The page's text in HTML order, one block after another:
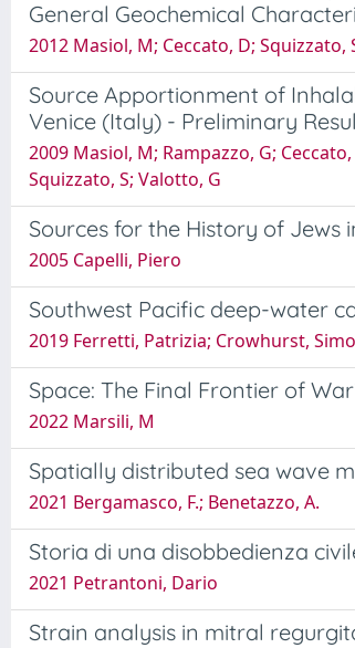
General Geochemical
2012 Masiol, M; Ceccato, D; Squizzato,
Source Apportionment of
Venice (Italy) - Preliminary
2009 Masiol, M; Rampazzo, G;
Squizzato, S; Valotto, G
Sources for the History of Jews
2005 Capelli, Piero
Southwest Pacific deep-water
2019 Ferretti, Patrizia; Crowhurst,
Space: The Final Frontier of
2022 Marsili, M
Spatially distributed sea wave
2021 Bergamasco, F.; Benetazzo, A.
Storia di una disobbedienza
2021 Petrantoni, Dario
Strain analysis in mitral